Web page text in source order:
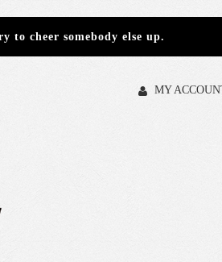
to cheer somebody else up.
MY